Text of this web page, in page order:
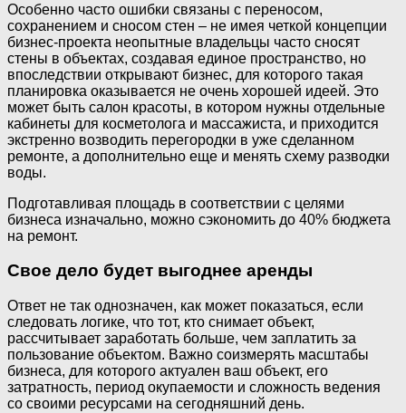
Особенно часто ошибки связаны с переносом,
сохранением и сносом стен – не имея четкой концепции
бизнес-проекта неопытные владельцы часто сносят
стены в объектах, создавая единое пространство, но
впоследствии открывают бизнес, для которого такая
планировка оказывается не очень хорошей идеей. Это
может быть салон красоты, в котором нужны отдельные
кабинеты для косметолога и массажиста, и приходится
экстренно возводить перегородки в уже сделанном
ремонте, а дополнительно еще и менять схему разводки
воды.
Подготавливая площадь в соответствии с целями
бизнеса изначально, можно сэкономить до 40% бюджета
на ремонт.
Свое дело будет выгоднее аренды
Ответ не так однозначен, как может показаться, если
следовать логике, что тот, кто снимает объект,
рассчитывает заработать больше, чем заплатить за
пользование объектом. Важно соизмерять масштабы
бизнеса, для которого актуален ваш объект, его
затратность, период окупаемости и сложность ведения
со своими ресурсами на сегодняшний день.